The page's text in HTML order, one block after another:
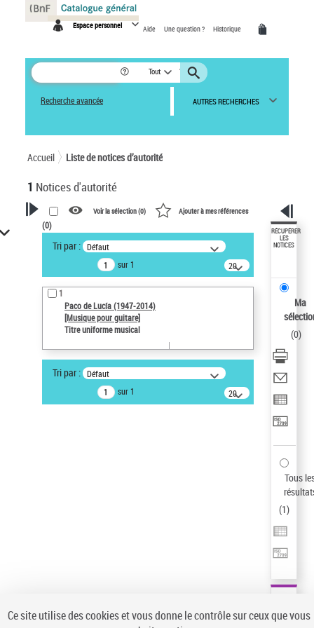
Espace personnel Aide Une question ? Historique
Tout
Recherche avancée AUTRES RECHERCHES
Accueil Liste de notices d’autorité
1 Notices d'autorité
VOTRE RECHERCHE
Recherche avancée dans les
notices d’autorité
Œuvres liées à l'auteur :
Paco de Lucía (1947-2014)
Type de notice d'autorité
Titre uniforme musical
Statut de la notice d’autorité
Voir la sélection (0) Ajouter à mes références
(0)
Tri par : Défaut
sur 1
20
résultats/page
1
Paco de Lucía (1947-2014)
[Musique pour guitare]
Titre uniforme musical
Tri par : Défaut
sur 1
20
résultats/page
RÉCUPÉRER
LES
NOTICES
Ma
(0)
Tous
(1)
Panneau de gestion des cookies
Ce site utilise des cookies et vous donne le contrôle sur ceux que vous